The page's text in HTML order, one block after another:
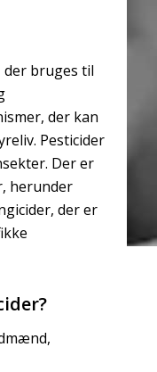
der bruges til
der kan
Pesticider
Der er
herunder
der er